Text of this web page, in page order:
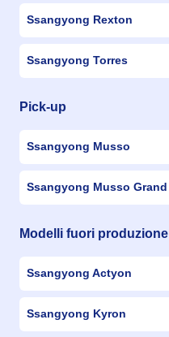
Ssangyong Rexton
Ssangyong Torres
Pick-up
Ssangyong Musso
Ssangyong Musso Grand
Modelli fuori produzione
Ssangyong Actyon
Ssangyong Kyron